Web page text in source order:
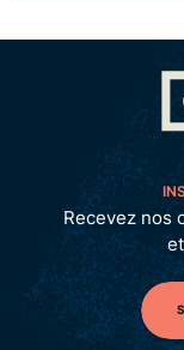
Recevez nos